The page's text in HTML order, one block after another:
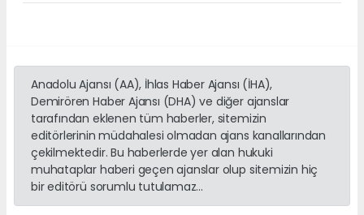
Anadolu Ajansı (AA), İhlas Haber Ajansı (İHA),
Demirören Haber Ajansı (DHA) ve diğer ajanslar
tarafından eklenen tüm haberler, sitemizin
editörlerinin müdahalesi olmadan ajans kanallarından
çekilmektedir. Bu haberlerde yer alan hukuki
muhataplar haberi geçen ajanslar olup sitemizin hiç
bir editörü sorumlu tutulamaz...